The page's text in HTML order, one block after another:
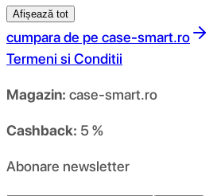
Afișează tot
cumpara de pe case-smart.ro
Termeni si Conditii
Magazin: case-smart.ro
Cashback: 5 %
Abonare newsletter